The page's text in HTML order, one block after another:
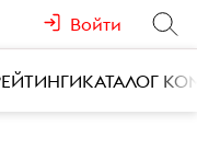
Войти
КАТАЛОГ